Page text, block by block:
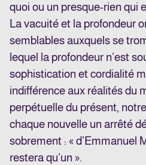
quoi ou un presque-rien qui
La vacuité et la profondeur
semblables auxquels se
lequel la profondeur n’est
sophistication et cordialité
indifférence aux réalités du
perpétuelle du présent,
chaque nouvelle un arrêté
sobrement : « d’Emmanuel
restera qu’un ».